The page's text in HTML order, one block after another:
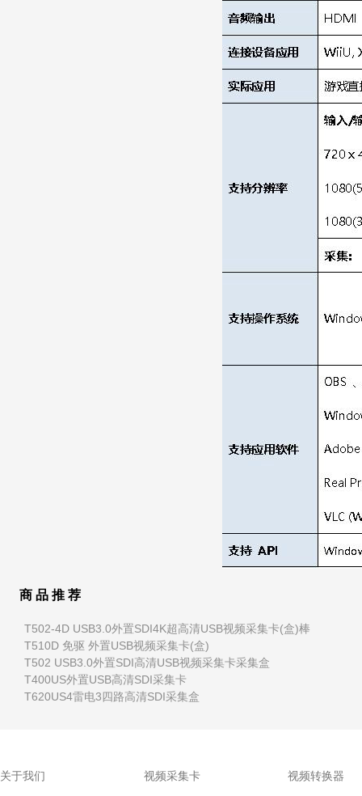
商 品 推 荐
T502-4D USB3.0外置SDI4K超高清USB视频采集卡(盒)棒
T510D 免驱 外置USB视频采集卡(盒)
T502 USB3.0外置SDI高清USB视频采集卡采集盒
T400US外置USB高清SDI采集卡
T620US4雷电3四路高清SDI采集盒
关于我们 视频采集卡 视频转换器